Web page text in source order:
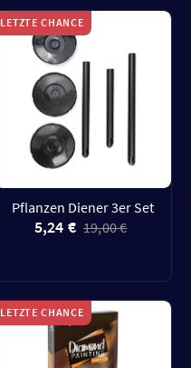
LETZTE CHANCE
Pflanzen Diener 3er Set
5,24 € 19,00 €
LETZTE CHANCE